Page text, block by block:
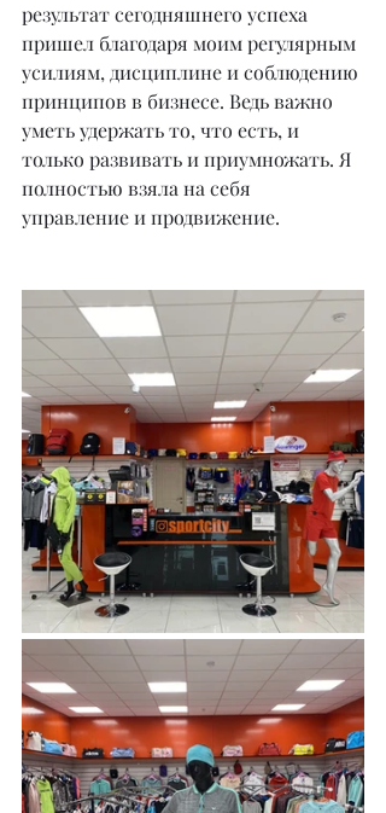
результат сегодняшнего успеха
пришел благодаря моим регулярным
усилиям, дисциплине и соблюдению
принципов в бизнесе. Ведь важно
уметь удержать то, что есть, и
только развивать и приумножать. Я
полностью взяла на себя
управление и продвижение.